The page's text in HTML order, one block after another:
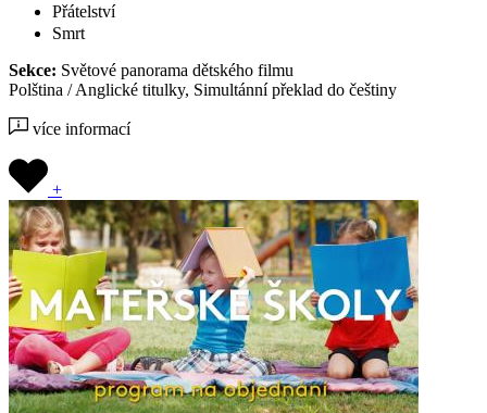
Přátelství
Smrt
Sekce: Světové panorama dětského filmu
Polština / Anglické titulky, Simultánní překlad do češtiny
více informací
+